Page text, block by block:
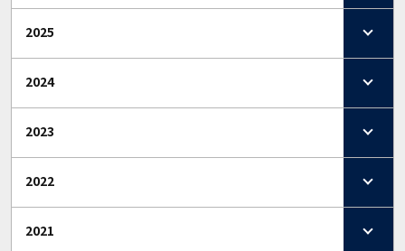
2025
2024
2023
2022
2021